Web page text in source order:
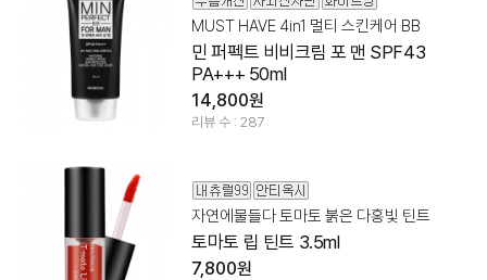
MUST HAVE 4in1 멀티 스킨케어 BB
민 퍼펙트 비비크림 포 맨 SPF43
PA+++ 50ml
14,800원
리뷰 수 : 287
자연에물들다 토마토 붉은 다홍빛 틴트
토마토 립 틴트 3.5ml
7,800원